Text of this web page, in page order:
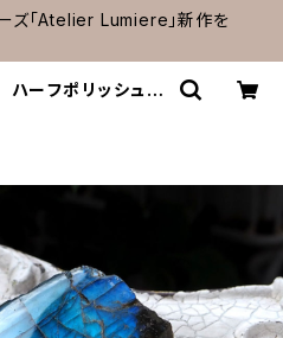
ズ「Atelier Lumiere」新作を
ハーフポリッシュ |